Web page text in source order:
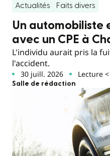
Actualités Faits divers
Un automobiliste
avec un CPE à
L'individu aurait pris la
l'accident.
30 juill. 2026 Lecture
Salle de rédaction